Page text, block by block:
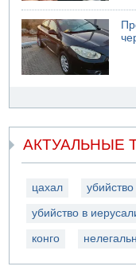
АКТУАЛЬНЫЕ
цахал убийство
убийство в
конго